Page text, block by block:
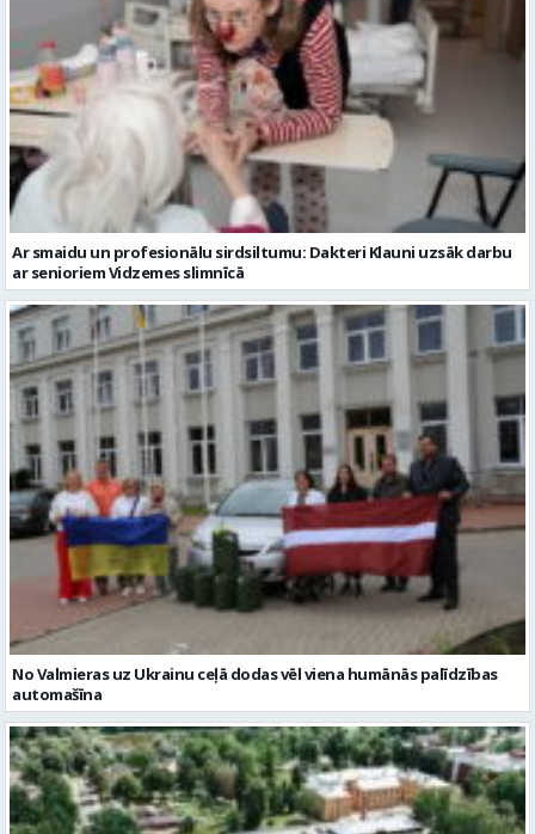
Ar smaidu un profesionālu sirdsiltumu: Dakteri Klauni uzsāk darbu
ar senioriem Vidzemes slimnīcā
No Valmieras uz Ukrainu ceļā dodas vēl viena humānās palīdzības
automašīna